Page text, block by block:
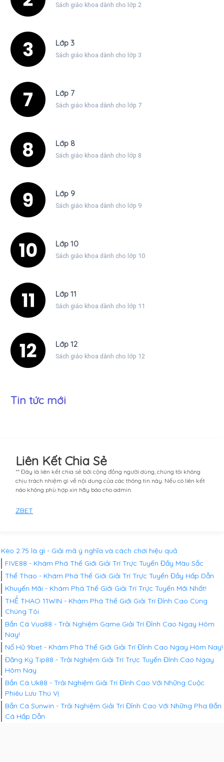
Sách giáo khoa dành cho lớp 2
Lớp 3
Sách giáo khoa dành cho lớp 3
Lớp 7
Sách giáo khoa dành cho lớp 7
Lớp 8
Sách giáo khoa dành cho lớp 8
Lớp 9
Sách giáo khoa dành cho lớp 9
Lớp 10
Sách giáo khoa dành cho lớp 10
Lớp 11
Sách giáo khoa dành cho lớp 11
Lớp 12
Sách giáo khoa dành cho lớp 12
Tin tức mới
Liên Kết Chia Sẻ
** Đây là liên kết chia sẻ bới cộng đồng người dùng, chúng tôi không
chịu trách nhiệm gì về nội dung của các thông tin này. Nếu có liên kết
nào không phù hợp xin hãy báo cho admin.
ZBET
Kèo 2.75 là gì - Giải mã ý nghĩa và cách chơi hiệu quả
FIVE88 - Khám Phá Thế Giới Giải Trí Trực Tuyến Đầy Màu Sắc
Thể Thao - Khám Phá Thế Giới Giải Trí Trực Tuyến Đầy Hấp Dẫn
Khuyến Mãi - Khám Phá Thế Giới Giải Trí Trực Tuyến Mới Nhất!
THỂ THAO 11WIN - Khám Phá Thế Giới Giải Trí Đỉnh Cao Cùng
Chúng Tôi
Bắn Cá Vua88 - Trải Nghiệm Game Giải Trí Đỉnh Cao Ngay Hôm
Nay!
Nổ Hũ 9bet - Khám Phá Thế Giới Giải Trí Đỉnh Cao Ngay Hôm Nay!
Đăng Ký Tip88 - Trải Nghiệm Giải Trí Trực Tuyến Đỉnh Cao Ngay
Hôm Nay
Bắn Cá Uk88 - Trải Nghiệm Giải Trí Đỉnh Cao Với Những Cuộc
Phiêu Lưu Thú Vị
Bắn Cá Sunwin - Trải Nghiệm Giải Trí Đỉnh Cao Với Những Pha Bắn
Cá Hấp Dẫn